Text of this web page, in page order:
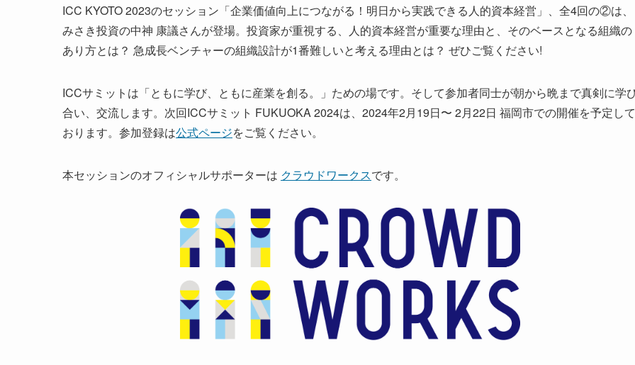
ICC KYOTO 2023のセッション「企業価値向上につながる！明日から実践できる人的資本経営」、全4回の②は、
みさき投資の中神 康議さんが登場。投資家が重視する、人的資本経営が重要な理由と、そのベースとなる組織の
あり方とは？ 急成長ベンチャーの組織設計が1番難しいと考える理由とは？ ぜひご覧ください!
ICCサミットは「ともに学び、ともに産業を創る。」ための場です。そして参加者同士が朝から晩まで真剣に学
合い、交流します。次回ICCサミット FUKUOKA 2024は、2024年2月19日〜 2月22日 福岡市での開催を予定して
おります。参加登録は公式ページをご覧ください。
本セッションのオフィシャルサポーターは クラウドワークスです。